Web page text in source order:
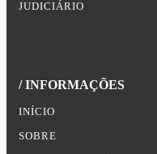
JUDICIÁRIO
/ INFORMAÇÕES
INÍCIO
SOBRE